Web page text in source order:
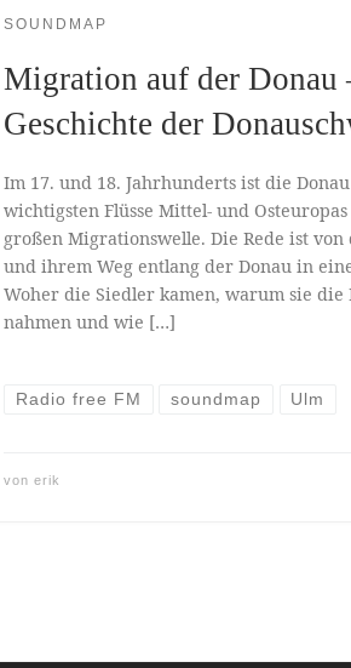
SOUNDMAP
Migration auf der Donau
Geschichte der
Im 17. und 18. Jahrhunderts ist die
wichtigsten Flüsse Mittel- und
großen Migrationswelle. Die Rede ist von
und ihrem Weg entlang der Donau in
Woher die Siedler kamen, warum sie die
nahmen und wie […]
Radio free FM soundmap Ulm
von erik